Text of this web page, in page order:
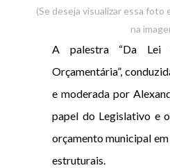
(Se deseja visualizar essa foto
na
A palestra “Da Lei
Orçamentária”,
e moderada por
papel do Legislativo e
orçamento municipal
estruturais.